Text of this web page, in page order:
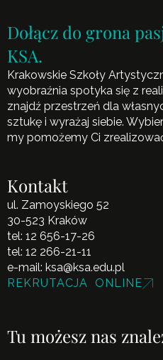
Dołącz do grona
KSA.
Krakowskie Szkoły
wyobraźnia spotyka się z
znajdź przestrzeń dla
sztukę i wyrażaj siebie.
my pomożemy Ci
Kontakt
ul. Zamoyskiego 52
30-523 Kraków
tel: 12 656-17-26
tel: 12 266-21-11
e-mail: ksa@ksa.edu.pl
REKRUTACJA ONLINE
Tu możesz nas